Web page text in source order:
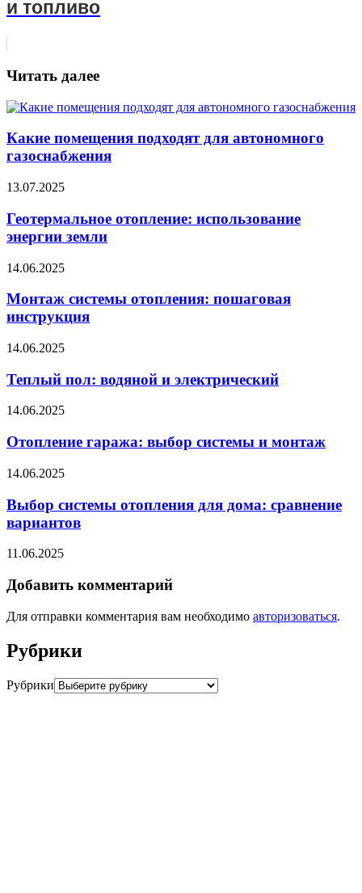
и топливо
Читать далее
Какие помещения подходят для автономного
газоснабжения
13.07.2025
Геотермальное отопление: использование
энергии земли
14.06.2025
Монтаж системы отопления: пошаговая
инструкция
14.06.2025
Теплый пол: водяной и электрический
14.06.2025
Отопление гаража: выбор системы и монтаж
14.06.2025
Выбор системы отопления для дома: сравнение
вариантов
11.06.2025
Добавить комментарий
Для отправки комментария вам необходимо авторизоваться.
Рубрики
Рубрики